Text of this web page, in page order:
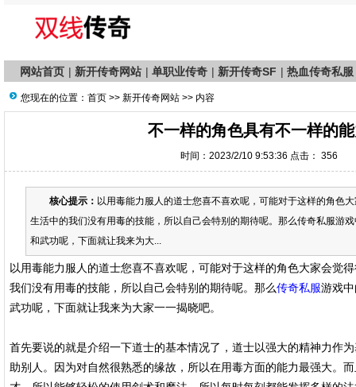
网站首页 | 新开传奇网站 | 单职业传奇 | 新开传奇SF | 热血传奇私服
您现在的位置： 首页 >> 新开传奇网站 >> 内容
不一样的角色具有不一样的
时间：2023/2/10 9:53:36 点击： 356
核心提示： 以用毒能力服人的道士您喜不喜欢呢，可能对于这样的角色
生活中的我们没有用毒的技能，所以自己会特别的期待呢。那么传奇私服游
和武功呢，下面就让我来为大...
以用毒能力服人的道士您喜不喜欢呢，可能对于这样的角色大家会觉
我们没有用毒的技能，所以自己会特别的期待呢。那么传奇私服游戏
武功呢，下面就让我来为大家一一揭晓吧。
首先要说的就是介绍一下道士的基本情况了，道士以强大的精神力作
助别人。因为对自然很熟悉的缘故，所以在用毒方面的能力最强大。